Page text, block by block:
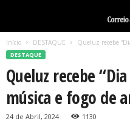
Início DESTAQUE Queluz recebe
DESTAQUE
Queluz recebe
música e fogo de
24 de Abril, 2024 1130